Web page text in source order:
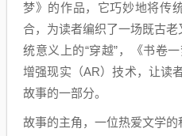
梦》的作品，它巧妙地将传
合，为读者编织了一场既古
统意义上的“穿越”，《书卷
增强现实（AR）技术，让读
故事的一部分。
故事的主角，一位热爱文学